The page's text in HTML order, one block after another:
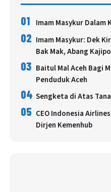
01 Imam Masykur Dalam
02 Imam Masykur: Dek
Bak Mak, Abang
03 Baitul Mal Aceh Bagi
Penduduk Aceh
04 Sengketa di Atas
05 CEO Indonesia
Dirjen Kemenhub